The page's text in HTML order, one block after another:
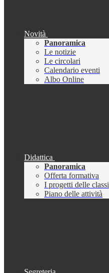
Novità
Panoramica
Le notizie
Le circolari
Calendario eventi
Albo Online
Didattica
Panoramica
Offerta formativa
I progetti delle classi
Piano delle attività